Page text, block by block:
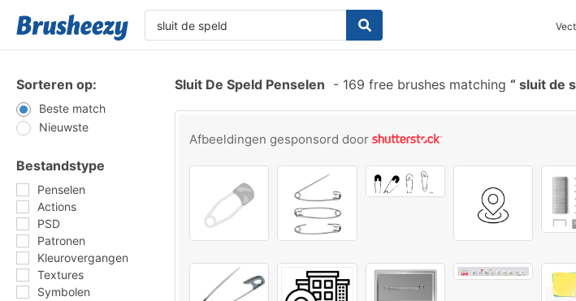
Sorteren op:
Beste match
Nieuwste
Bestandstype
Penselen
Actions
PSD
Patronen
Kleurovergangen
Textures
Symbolen
Sluit De Speld Penselen - 169 free brushes matching sluit de
Afbeeldingen gesponsord door